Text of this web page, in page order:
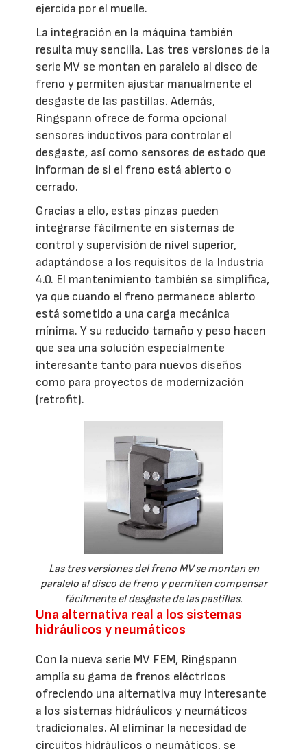
ejercida por el muelle.
La integración en la máquina también
resulta muy sencilla. Las tres versiones de la
serie MV se montan en paralelo al disco de
freno y permiten ajustar manualmente el
desgaste de las pastillas. Además,
Ringspann ofrece de forma opcional
sensores inductivos para controlar el
desgaste, así como sensores de estado que
informan de si el freno está abierto o
cerrado.
Gracias a ello, estas pinzas pueden
integrarse fácilmente en sistemas de
control y supervisión de nivel superior,
adaptándose a los requisitos de la Industria
4.0. El mantenimiento también se simplifica,
ya que cuando el freno permanece abierto
está sometido a una carga mecánica
mínima. Y su reducido tamaño y peso hacen
que sea una solución especialmente
interesante tanto para nuevos diseños
como para proyectos de modernización
(retrofit).
Las tres versiones del freno MV se montan en
paralelo al disco de freno y permiten compensar
fácilmente el desgaste de las pastillas.
Una alternativa real a los sistemas
hidráulicos y neumáticos
Con la nueva serie MV FEM, Ringspann
amplía su gama de frenos eléctricos
ofreciendo una alternativa muy interesante
a los sistemas hidráulicos y neumáticos
tradicionales. Al eliminar la necesidad de
circuitos hidráulicos o neumáticos, se